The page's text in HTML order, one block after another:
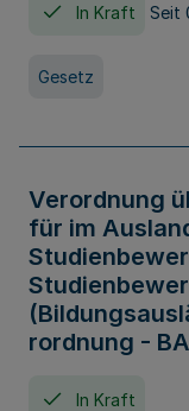
In Kraft Seit
Gesetz
Verordnung
für im
rordnung -
In Kraft